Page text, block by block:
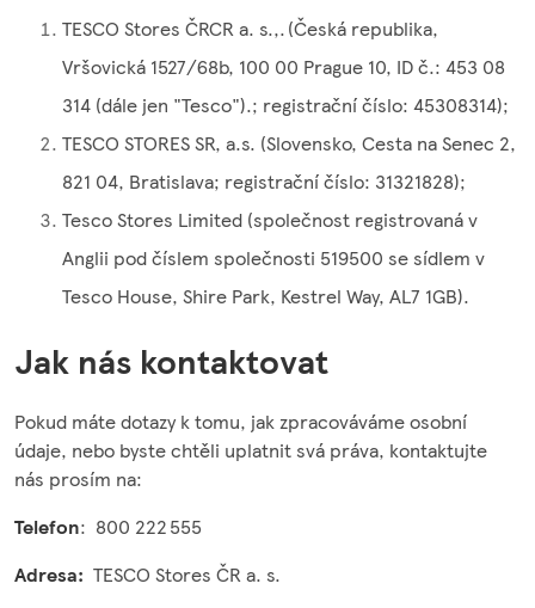
TESCO Stores ČRCR a. s.,. (Česká republika,
Vršovická 1527/68b, 100 00 Prague 10, ID č.: 453 08
314 (dále jen "Tesco").; registrační číslo: 45308314);
TESCO STORES SR, a.s. (Slovensko, Cesta na Senec 2,
821 04, Bratislava; registrační číslo: 31321828);
Tesco Stores Limited (společnost registrovaná v
Anglii pod číslem společnosti 519500 se sídlem v
Tesco House, Shire Park, Kestrel Way, AL7 1GB).
Jak nás kontaktovat
Pokud máte dotazy k tomu, jak zpracováváme osobní
údaje, nebo byste chtěli uplatnit svá práva, kontaktujte
nás prosím na:
Telefon: 800 222 555
Adresa: TESCO Stores ČR a. s.